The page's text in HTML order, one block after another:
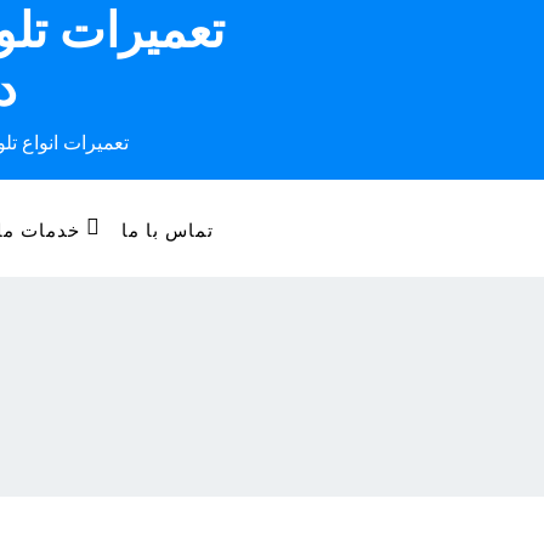
تعمیرات
تعمیرات انواع
خدمات تماس با ما